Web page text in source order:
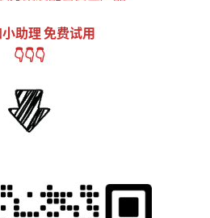
助理 免费试用
👇👇👇